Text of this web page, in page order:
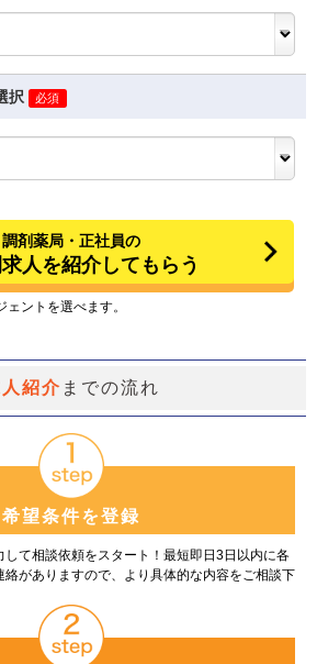
択 必須
調剤薬局・正社員の
人を紹介してもらう
ントを選べます。
紹介 までの流れ
希望条件を登録
して相談依頼をスタート！最短即日3日以内に各
がありますので、より具体的な内容をご相談下